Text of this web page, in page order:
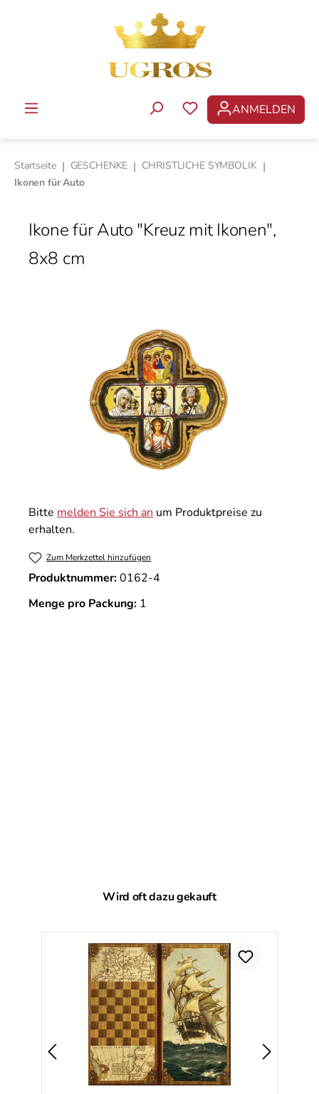
DU HAST 0
ANMELDEN
Startseite | GESCHENKE | CHRISTLICHE SYMBOLIK |
Ikonen für Auto
Ikone für Auto "Kreuz mit Ikonen",
8х8 cm
Bitte melden Sie sich an um Produktpreise zu
erhalten.
Zum Merkzettel hinzufügen
Produktnummer:0162-4
Menge pro Packung: 1
Produktgalerie überspringen
Wird oft dazu gekauft